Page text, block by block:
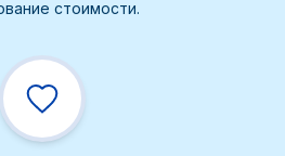
стоимости.